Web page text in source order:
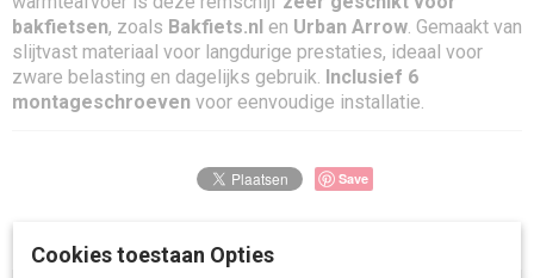
bakfietsen, zoals Bakfiets.nl en Urban Arrow. Gemaakt van
slijtvast materiaal voor langdurige prestaties, ideaal voor
zware belasting en dagelijks gebruik. Inclusief 6
montageschroeven voor eenvoudige installatie.
Save
Ook interessant
Cookies toestaan Opties